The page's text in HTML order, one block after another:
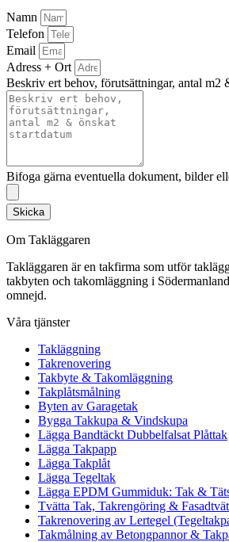
Namn
Telefon
Email
Adress + Ort
Beskriv ert behov, förutsättningar, antal m2
Bifoga gärna eventuella dokument, bilder
Skicka
Om Takläggaren
Takläggaren är en takfirma som utför
takbyten och takomläggning i
omnejd.
Våra tjänster
Takläggning
Takrenovering
Takbyte & Takomläggning
Takplåtsmålning
Byten av Garagetak
Bygga Takkupa & Vindskupa
Lägga Bandtäckt Dubbelfalsat Plåttak
Lägga Takpapp
Lägga Takplåt
Lägga Tegeltak
Lägga EPDM Gummiduk: Tak &
Tvätta Tak, Takrengöring &
Takrenovering av Lertegel
Takmålning av Betongpannor &